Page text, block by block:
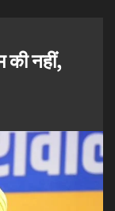
की नहीं,